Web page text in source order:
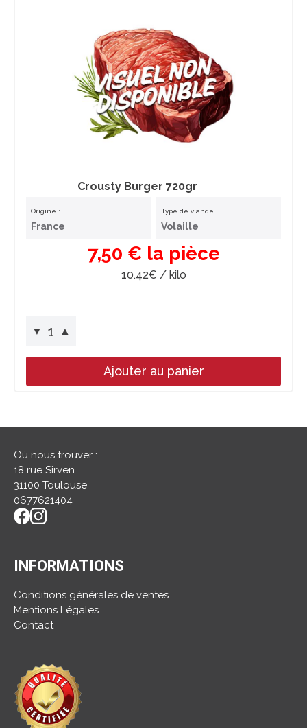
Crousty Burger 720gr
Origine :
France
Type de viande :
Volaille
7,50 € la pièce
10.42€ / kilo
▼ 1 ▲
Ajouter au panier
Où nous trouver :
18 rue Sirven
31100 Toulouse
0677621404
INFORMATIONS
Conditions générales de ventes
Mentions Légales
Contact